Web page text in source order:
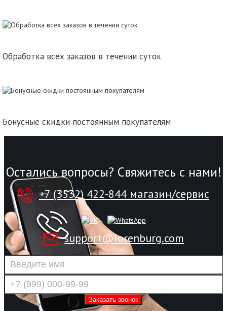
Обработка всех заказов в течении суток
Бонусные скидки постоянным покупателям
Остались вопросы? Свяжитесь с нами!
+7 (3532) 422-844 магазин/сервис
support@iorenburg.com